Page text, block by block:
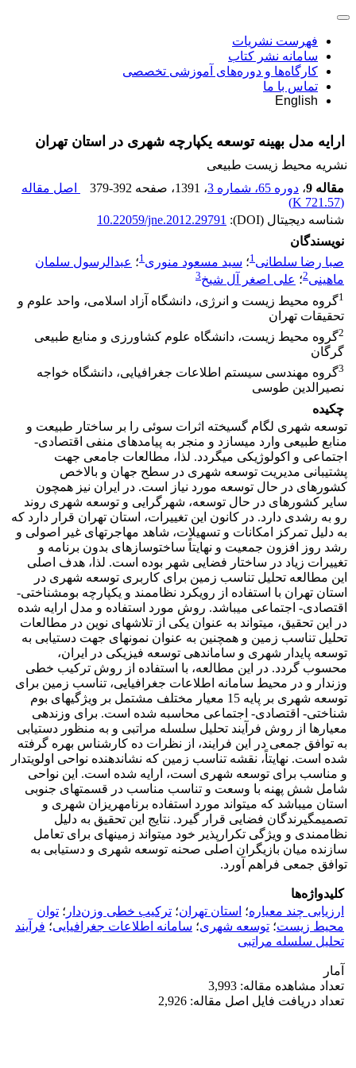
فهرست نشریات
سامانه نشر کتاب
کارگاه‌ها و دوره‌های آموزشی تخصصی
تماس با ما
English
ارایه مدل بهینه توسعه یکپارچه شهری در استان تهران
نشریه محیط زیست طبیعی
مقاله 9
، دوره 65، شماره 3 ، 1391 ، صفحه 379-392
اصل مقاله
(
721.57 K
)
شناسه دیجیتال (DOI):
10.22059/jne.2012.29791
نویسندگان
صبا رضا سلطانی1؛ سید مسعود منوری1؛ عبدالرسول سلمان
ماهینی2؛ علی اصغر آل شیخ3
1گروه محیط زیست و انرژی، دانشگاه آزاد اسلامی، واحد علوم و
تحقیقات تهران
2گروه محیط زیست، دانشگاه علوم کشاورزی و منابع طبیعی
گرگان
3گروه مهندسی سیستم اطلاعات جغرافیایی، دانشگاه خواجه
نصیرالدین طوسی
چکیده
توسعه شهری لگام گسیخته اثرات سوئی را بر ساختار طبیعت و
منابع طبیعی وارد می‎سازد و منجر به پیامدهای منفی اقتصادی-
اجتماعی و اکولوژیکی می‎گردد. لذا، مطالعات جامعی جهت
پشتیبانی مدیریت توسعه شهری در سطح جهان و بالاخص
کشورهای در حال توسعه مورد نیاز است. در ایران نیز همچون
سایر کشورهای در حال توسعه، شهرگرایی و توسعه شهری روند
رو به رشدی دارد. در کانون این تغییرات، استان تهران قرار دارد که
به دلیل تمرکز امکانات و تسهیلات، شاهد مهاجرت‎های غیر اصولی و
رشد روز افزون جمعیت و نهایتاً ساخت‎وسازهای بدون برنامه و
تغییرات زیاد در ساختار فضایی شهر بوده است. لذا، هدف اصلی
این مطالعه تحلیل تناسب زمین برای کاربری توسعه شهری در
استان تهران با استفاده از رویکرد نظام‎مند و یکپارچه بوم‎شناختی-
اقتصادی- اجتماعی می‎باشد. روش مورد استفاده و مدل ارایه شده
در این تحقیق، می‎تواند به عنوان یکی از تلاش‎های نوین در مطالعات
تحلیل تناسب زمین و همچنین به عنوان نمونه‎ای جهت دستیابی به
توسعه پایدار شهری و ساماندهی توسعه فیزیکی در ایران،
محسوب گردد. در این مطالعه، با استفاده از روش ترکیب خطی
وزن‎دار و در محیط سامانه اطلاعات جغرافیایی، تناسب زمین برای
توسعه شهری بر پایه 15 معیار مختلف مشتمل بر ویژگی‎های بوم
شناختی- اقتصادی- اجتماعی محاسبه شده است. برای وزن‎دهی
معیارها از روش فرآیند تحلیل سلسله مراتبی و به منظور دستیابی
به توافق جمعی در این فرایند، از نظرات ده کارشناس بهره گرفته
شده است. نهایتاً، نقشه تناسب زمین که نشان‎دهنده نواحی اولویت‎دار
و مناسب برای توسعه شهری است، ارایه شده است. این نواحی
شامل شش پهنه با وسعت و تناسب مناسب در قسمت‎های جنوبی
استان می‎باشد که می‎تواند مورد استفاده برنامه‎ریزان شهری و
تصمیم‎گیرندگان فضایی قرار گیرد. نتایج این تحقیق به دلیل
نظام‎مندی و ویژگی تکرارپذیر خود می‎تواند زمینه‎ای برای تعامل
سازنده میان بازیگران اصلی صحنه توسعه شهری و دستیابی به
توافق جمعی فراهم آورد.
کلیدواژه‌ها
ارزیابی چند معیاره؛ استان تهران؛ ترکیب خطی وزن‌دار ؛ توان
محیط زیست؛ توسعه شهری؛ سامانه اطلاعات جغرافیایی؛ فرآیند
تحلیل سلسله مراتبی
آمار
تعداد مشاهده مقاله: 3,993
تعداد دریافت فایل اصل مقاله: 2,926